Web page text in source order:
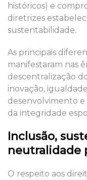
históricos) e
diretrizes
sustentabilidade.
As principais
manifestaram nas
descentralização
inovação,
desenvolvimento
da integridade
Inclusão,
neutralidade
O respeito aos